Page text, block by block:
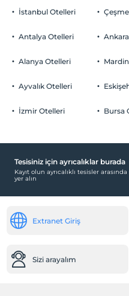
İstanbul Otelleri
Antalya Otelleri
Alanya Otelleri
Ayvalık Otelleri
İzmir Otelleri Bursa
Tesisiniz için ayrıcalıklar burada
Kayıt olun ayrıcalıklı tesisler
yer alın
Extranet Giriş
Sizi arayalım